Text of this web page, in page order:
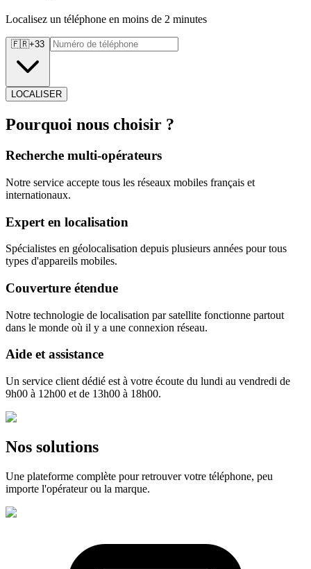
Localisez un téléphone en moins de 2 minutes
🇫🇷+33
LOCALISER
Pourquoi nous choisir ?
Recherche multi-opérateurs
Notre service accepte tous les réseaux mobiles français et
internationaux.
Expert en localisation
Spécialistes en géolocalisation depuis plusieurs années pour tous
types d'appareils mobiles.
Couverture étendue
Notre technologie de localisation par satellite fonctionne partout
dans le monde où il y a une connexion réseau.
Aide et assistance
Un service client dédié est à votre écoute du lundi au vendredi de
9h00 à 12h00 et de 13h00 à 18h00.
Nos solutions
Une plateforme complète pour retrouver votre téléphone, peu
importe l'opérateur ou la marque.